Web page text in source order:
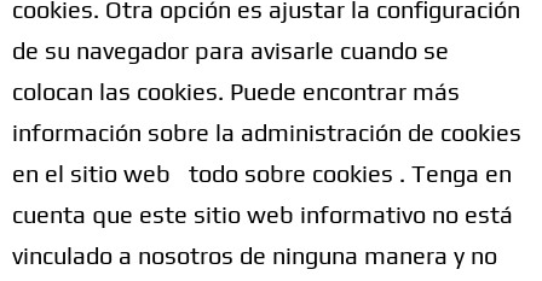
cookies. Otra opción es ajustar la configuración
de su navegador para avisarle cuando se
colocan las cookies. Puede encontrar más
información sobre la administración de cookies
en el sitio web todo sobre cookies . Tenga en
cuenta que este sitio web informativo no está
vinculado a nosotros de ninguna manera y no